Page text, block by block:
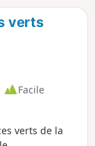
verts
Facile
verts de la